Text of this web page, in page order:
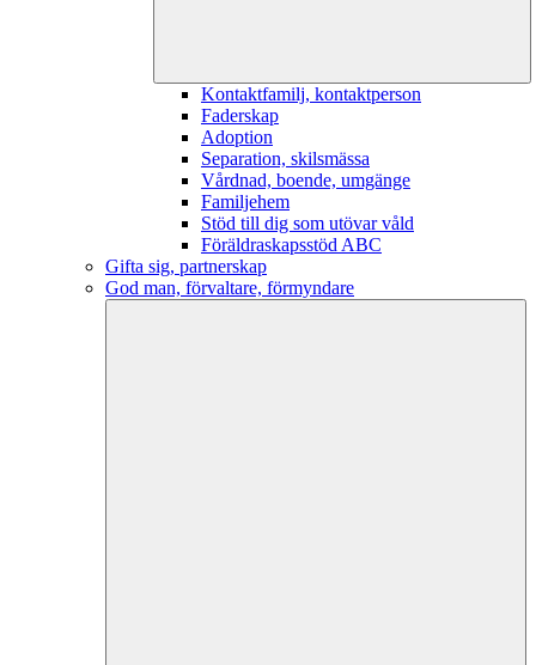
Kontaktfamilj, kontaktperson
Faderskap
Adoption
Separation, skilsmässa
Vårdnad, boende, umgänge
Familjehem
Stöd till dig som utövar våld
Föräldraskapsstöd ABC
Gifta sig, partnerskap
God man, förvaltare, förmyndare